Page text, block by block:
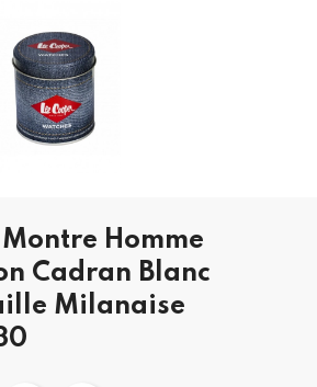
Montre Homme
Cadran Blanc
Milanaise